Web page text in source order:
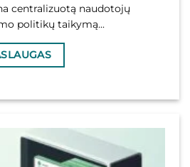
centralizuotą naudotojų
politikų taikymą...